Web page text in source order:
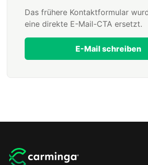
Das frühere Kontaktformular
eine direkte E-Mail-CTA ersetzt.
E-Mail schreiben